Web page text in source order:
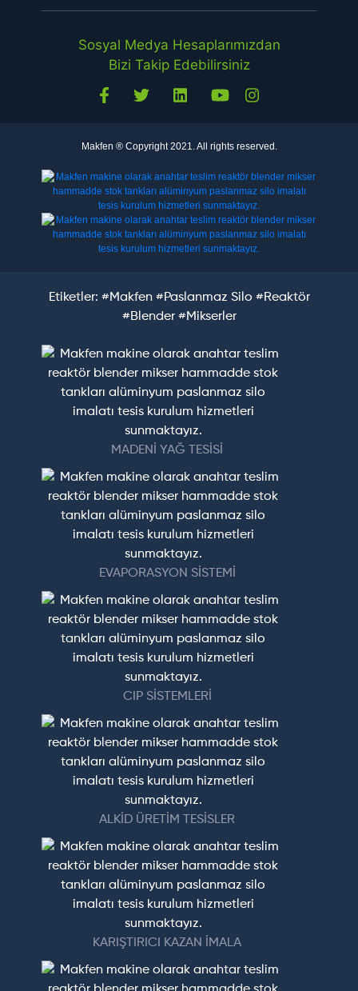
Sosyal Medya Hesaplarımızdan
Bizi Takip Edebilirsiniz
Makfen ® Copyright 2021. All rights reserved.
Etiketler: #Makfen #Paslanmaz Silo #Reaktör
#Blender #Mikserler
MADENİ YAĞ TESİSİ
EVAPORASYON SİSTEMİ
CIP SİSTEMLERİ
ALKİD ÜRETİM TESİSLER
KARIŞTIRICI KAZAN İMALA